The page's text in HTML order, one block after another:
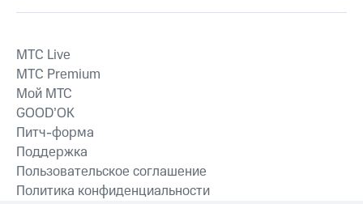
MTС Live
MTС Premium
Мой МТС
GOOD’OK
Питч-форма
Поддержка
Пользовательское соглашение
Политика конфиденциальности